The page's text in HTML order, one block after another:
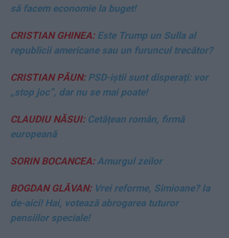
să facem economie la buget!
CRISTIAN GHINEA:Este Trump un Sulla al
republicii americane sau un furuncul trecător?
CRISTIAN PĂUN:PSD-iștii sunt disperați: vor
„stop joc”, dar nu se mai poate!
CLAUDIU NĂSUI:Cetățean român, firmă
europeană
SORIN BOCANCEA:Amurgul zeilor
BOGDAN GLĂVAN:Vrei reforme, Simioane? Ia
de-aici! Hai, votează abrogarea tuturor
pensiilor speciale!